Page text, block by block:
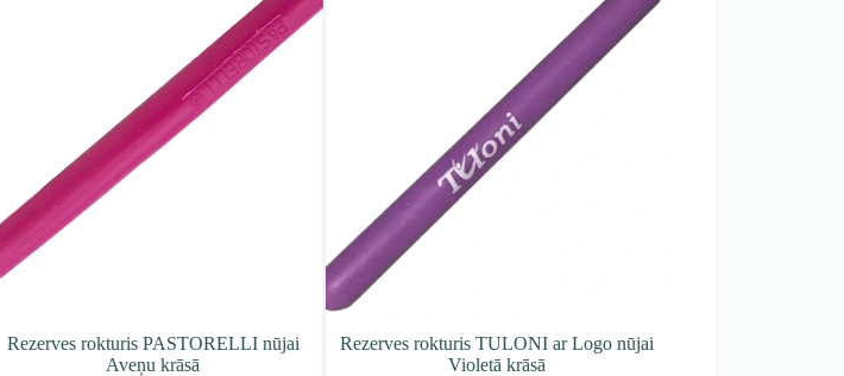
Rezerves rokturis PASTORELLI nūjai
Aveņu krāsā
Rezerves rokturis TULONI ar Logo nūjai
Violetā krāsā